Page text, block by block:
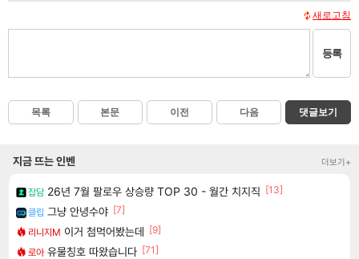
새로고침
등록
목록 본문 이전 다음 댓글보기
지금 뜨는 인벤 더보기+
잡담 26년 7월 팔로우 상승량 TOP 30 - 월간 치지직 [13]
클립 그냥 안녕수야 [7]
리니지M 이거 첨먹어봤는데 [9]
로아 유물칭호 따왔습니다 [71]